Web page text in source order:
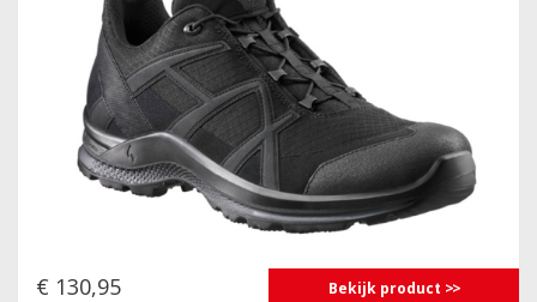
€ 130,95 Bekijk product